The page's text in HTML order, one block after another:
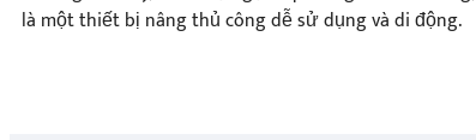
là một thiết bị nâng thủ công dễ sử dụng và di động.